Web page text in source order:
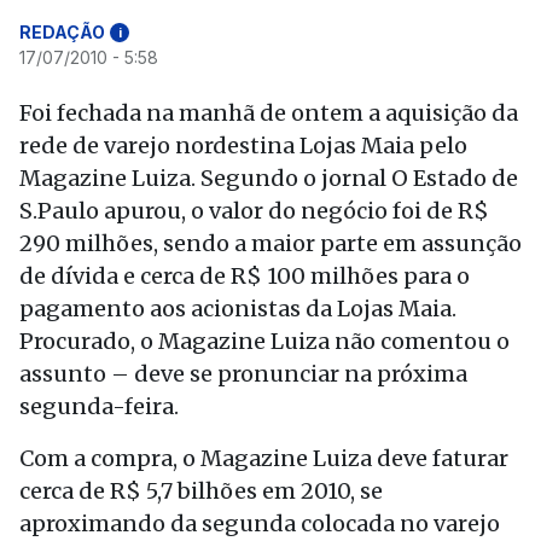
REDAÇÃO i
17/07/2010 - 5:58
Foi fechada na manhã de ontem a aquisição da
rede de varejo nordestina Lojas Maia pelo
Magazine Luiza. Segundo o jornal O Estado de
S.Paulo apurou, o valor do negócio foi de R$
290 milhões, sendo a maior parte em assunção
de dívida e cerca de R$ 100 milhões para o
pagamento aos acionistas da Lojas Maia.
Procurado, o Magazine Luiza não comentou o
assunto – deve se pronunciar na próxima
segunda-feira.
Com a compra, o Magazine Luiza deve faturar
cerca de R$ 5,7 bilhões em 2010, se
aproximando da segunda colocada no varejo